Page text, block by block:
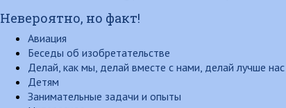
Невероятно, но факт!
Авиация
Беседы об изобретательстве
Делай, как мы, делай вместе с нами, делай лучше нас
Детям
Занимательные задачи и опыты